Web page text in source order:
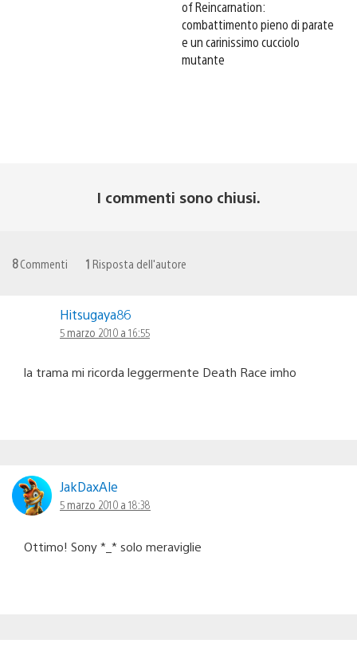
of Reincarnation:
combattimento pieno di parate
e un carinissimo cucciolo
mutante
I commenti sono chiusi.
8Commenti 1 Risposta dell'autore
Hitsugaya86
5 marzo 2010 a 16:55
la trama mi ricorda leggermente Death Race imho
JakDaxAle
5 marzo 2010 a 18:38
Ottimo! Sony *_* solo meraviglie